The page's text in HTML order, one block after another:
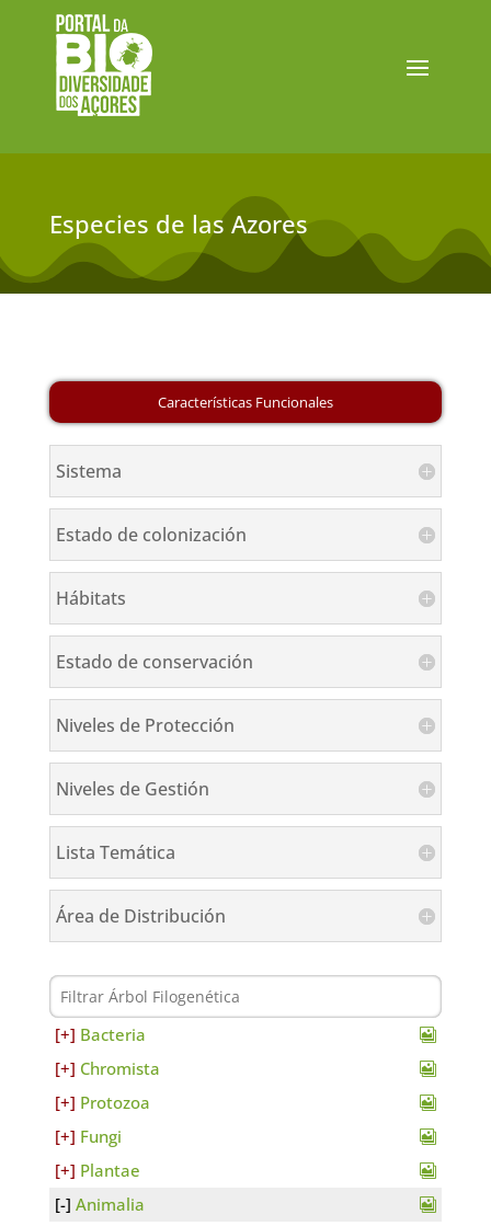
Especies de las Azores
Sistema
Estado de colonización
Hábitats
Estado de conservación
Niveles de Protección
Niveles de Gestión
Lista Temática
Área de Distribución
Bacteria
Chromista
Protozoa
Fungi
Plantae
Animalia